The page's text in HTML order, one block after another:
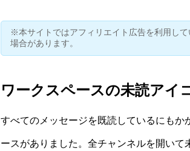
※本サイトではアフィリエイト広告を利用し
場合があります。
ワークスペースの未読アイ
すべてのメッセージを既読しているにも
ースがありました。全チャンネルを開い